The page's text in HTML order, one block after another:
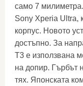
само 7
Sony Xperia Ultra,
корпус. Новото
достъпно. За
T3 е използвана
на допир. Гърбът
тях. Японската